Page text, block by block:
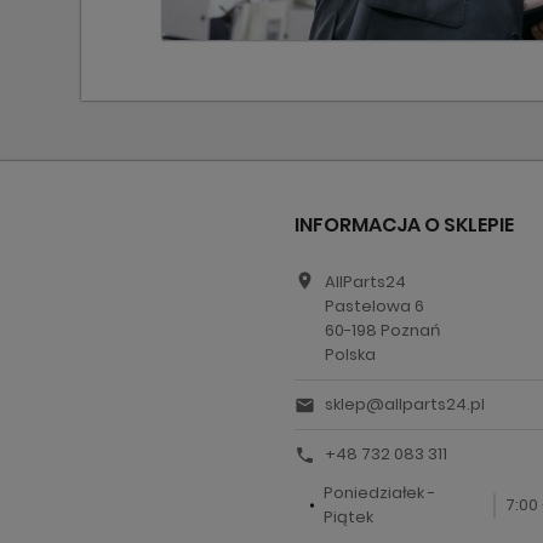
INFORMACJA O SKLEPIE
location_on
AllParts24
Pastelowa 6
60-198 Poznań
Polska
email sklep@allparts24.pl
call
+48 732 083 311
Poniedziałek -
Piątek
7:00